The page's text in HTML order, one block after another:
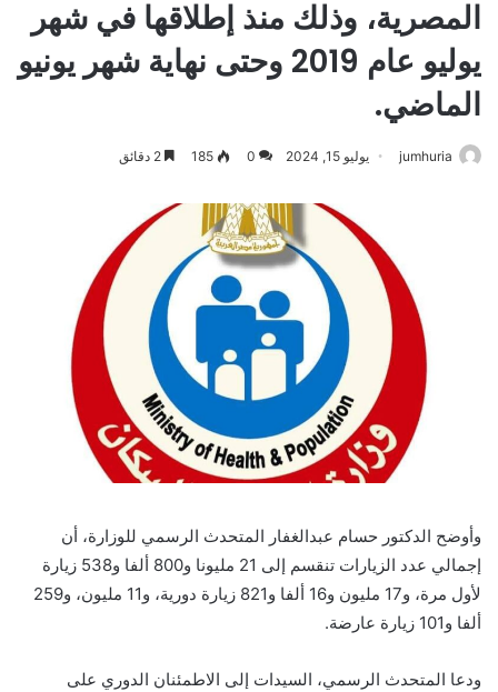
المصرية، وذلك منذ إطلاقها في شهر
يوليو عام 2019 وحتى نهاية شهر يونيو
الماضي.
jumhuria يوليو 15, 2024 0
185
وأوضح الدكتور حسام عبدالغفار المتحدث الرسمي للوزارة، أن
إجمالي عدد الزيارات تنقسم إلى 21 مليونا و800 ألفا و538 زيارة
لأول مرة، و17 مليون و16 ألفا و821 زيارة دورية، و11 مليون، و259
ألفا و101 زيارة عارضة.
ودعا المتحدث الرسمي، السيدات إلى الاطمئنان الدوري على